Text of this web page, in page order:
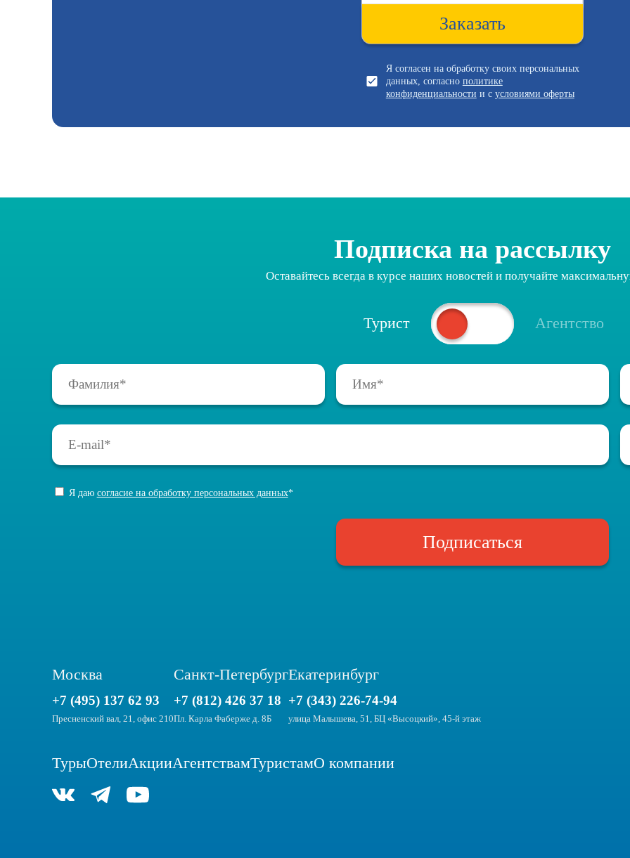
Заказать
Я согласен на обработку своих персональных
данных, согласно политике
конфиденциальности и с условиями оферты
Подписка на рассылку
Оставайтесь всегда в курсе наших новостей и получайте
Турист Агентство
Я даю согласие на обработку персональных данных*
Подписаться
Москва
+7 (495) 137 62 93
Пресненский вал, 21, офис 210
Санкт-Петербург
+7 (812) 426 37 18
Пл. Карла Фаберже д. 8Б
Екатеринбург
+7 (343) 226-74-94
улица Малышева, 51, БЦ «Высоцкий», 45-й этаж
ТурыОтелиАкцииАгентствамТуристамО компании